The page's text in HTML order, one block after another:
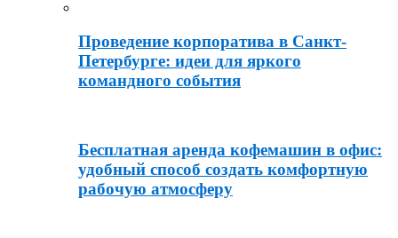
Проведение корпоратива в Санкт-
Петербурге: идеи для яркого
командного события
Бесплатная аренда кофемашин в офис:
удобный способ создать комфортную
рабочую атмосферу